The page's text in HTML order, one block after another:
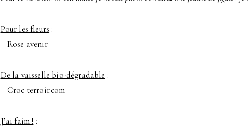
Pour les fleurs :
– Rose avenir
De la vaisselle bio-dégradable :
– Croc terroir.com
J’ai faim ! :